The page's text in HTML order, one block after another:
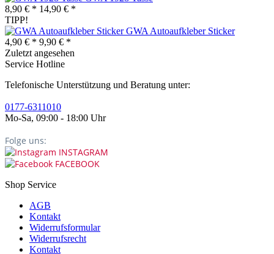
8,90 € * 14,90 € *
TIPP!
GWA Autoaufkleber Sticker
4,90 € * 9,90 € *
Zuletzt angesehen
Service Hotline
Telefonische Unterstützung und Beratung unter:
0177-6311010
Mo-Sa, 09:00 - 18:00 Uhr
Folge uns:
INSTAGRAM
FACEBOOK
Shop Service
AGB
Kontakt
Widerrufsformular
Widerrufsrecht
Kontakt